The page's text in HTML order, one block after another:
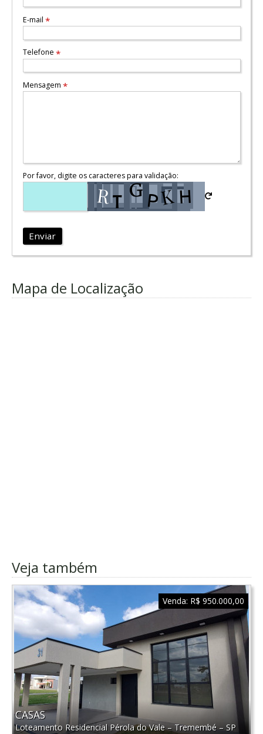
E-mail *
Telefone *
Mensagem *
Por favor, digite os caracteres para validação:
Enviar
Mapa de Localização
Veja também
CASAS
Loteamento Residencial Pérola do Vale–Tremembé– SP
Venda: R$ 950.000,00